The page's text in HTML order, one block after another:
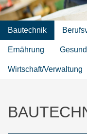
Bautechnik
Ernährung
Wirtschaft/Verwaltung